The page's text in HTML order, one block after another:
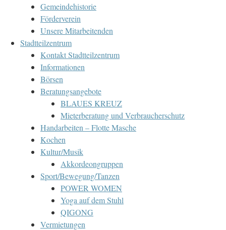
Gemeindehistorie
Förderverein
Unsere Mitarbeitenden
Stadtteilzentrum
Kontakt Stadtteilzentrum
Informationen
Börsen
Beratungsangebote
BLAUES KREUZ
Mieterberatung und Verbraucherschutz
Handarbeiten – Flotte Masche
Kochen
Kultur/Musik
Akkordeongruppen
Sport/Bewegung/Tanzen
POWER WOMEN
Yoga auf dem Stuhl
QIGONG
Vermietungen